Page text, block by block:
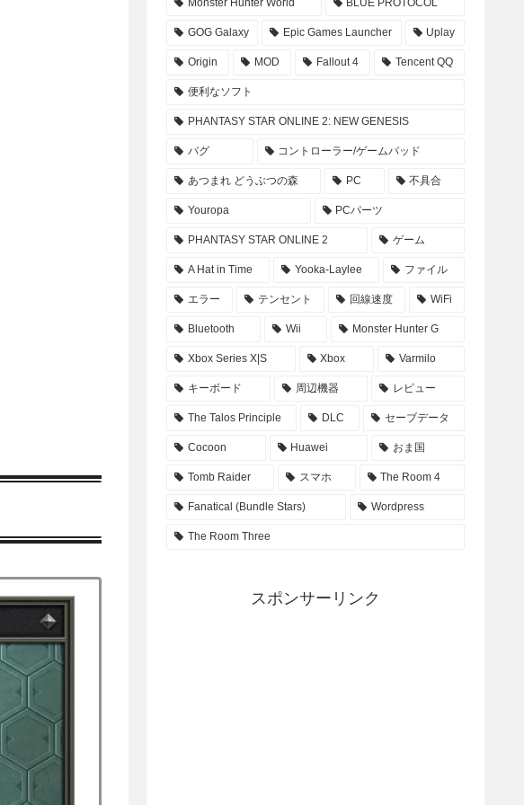
Monster Hunter World BLUE PROTOCOL
GOG Galaxy Epic Games Launcher Uplay
Origin MOD Fallout 4 Tencent QQ
便利なソフト
PHANTASY STAR ONLINE 2: NEW GENESIS
バグ コントローラー/ゲームパッド
あつまれ どうぶつの森 PC 不具合
Youropa PCパーツ
PHANTASY STAR ONLINE 2 ゲーム
A Hat in Time Yooka-Laylee ファイル
エラー テンセント 回線速度 WiFi
Bluetooth Wii Monster Hunter G
Xbox Series X|S Xbox Varmilo
キーボード 周辺機器 レビュー
The Talos Principle DLC セーブデータ
Cocoon Huawei おま国
Tomb Raider スマホ The Room 4
Fanatical (Bundle Stars) Wordpress
The Room Three
スポンサーリンク